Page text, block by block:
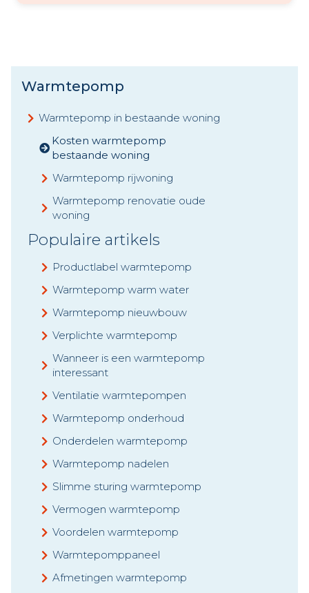
Warmtepomp
Warmtepomp in bestaande woning
Kosten warmtepomp
bestaande woning
Warmtepomp rijwoning
Warmtepomp renovatie oude
woning
Populaire artikels
Productlabel warmtepomp
Warmtepomp warm water
Warmtepomp nieuwbouw
Verplichte warmtepomp
Wanneer is een warmtepomp
interessant
Ventilatie warmtepompen
Warmtepomp onderhoud
Onderdelen warmtepomp
Warmtepomp nadelen
Slimme sturing warmtepomp
Vermogen warmtepomp
Voordelen warmtepomp
Warmtepomppaneel
Afmetingen warmtepomp